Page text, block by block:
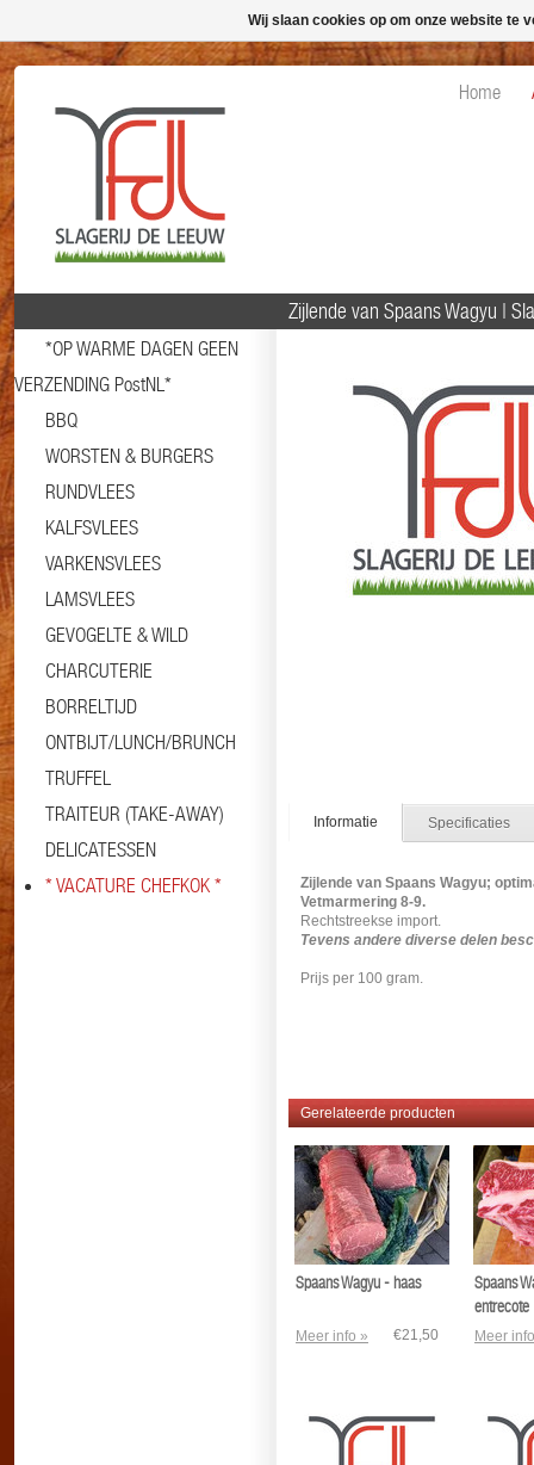
Home
*OP WARME DAGEN GEEN
VERZENDING PostNL*
BBQ
WORSTEN & BURGERS
RUNDVLEES
KALFSVLEES
VARKENSVLEES
LAMSVLEES
GEVOGELTE & WILD
CHARCUTERIE
BORRELTIJD
ONTBIJT/LUNCH/BRUNCH
TRUFFEL
TRAITEUR (TAKE-AWAY)
DELICATESSEN
* VACATURE CHEFKOK *
Zijlende van Spaans Wagyu |
Informatie Specificaties
Zijlende van Spaans Wagyu;
Vetmarmering 8-9.
Rechtstreekse import.
Tevens andere diverse delen
Prijs per 100 gram.
Gerelateerde producten
Spaans Wagyu - haas
Meer info » €21,50
Spaans
entrecote
Meer
Wij slaan cookies op om onze website te